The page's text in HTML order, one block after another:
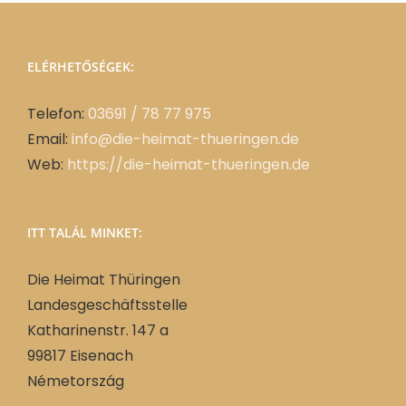
ELÉRHETŐSÉGEK:
Telefon: 03691 / 78 77 975
Email: info@die-heimat-thueringen.de
Web: https://die-heimat-thueringen.de
ITT TALÁL MINKET:
Die Heimat Thüringen
Landesgeschäftsstelle
Katharinenstr. 147 a
99817 Eisenach
Németország